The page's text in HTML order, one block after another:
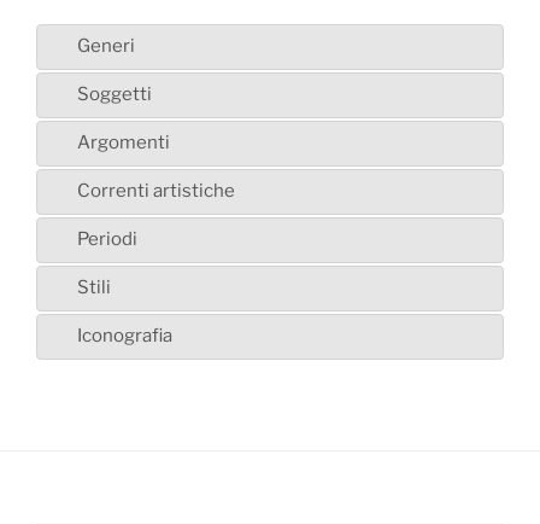
Generi
Soggetti
Argomenti
Correnti artistiche
Periodi
Stili
Iconografia